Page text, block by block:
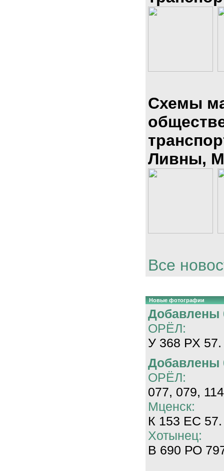
Схемы
Ливны,
Все
Новые фотографии
Добавлены
ОРЁЛ:
У 368 РХ 57.
Добавлены
ОРЁЛ:
077, 079,
Мценск:
К 153 ЕС 57.
Хотынец:
В 690 РО